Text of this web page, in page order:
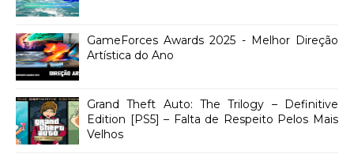
GameForces Awards 2025 - Melhor Direção
Artística do Ano
Grand Theft Auto: The Trilogy – Definitive
Edition [PS5] – Falta de Respeito Pelos Mais
Velhos